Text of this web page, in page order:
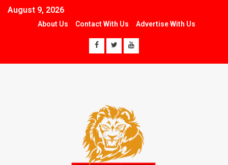
August 9, 2026
About Us Contact With Us Advertise With Us